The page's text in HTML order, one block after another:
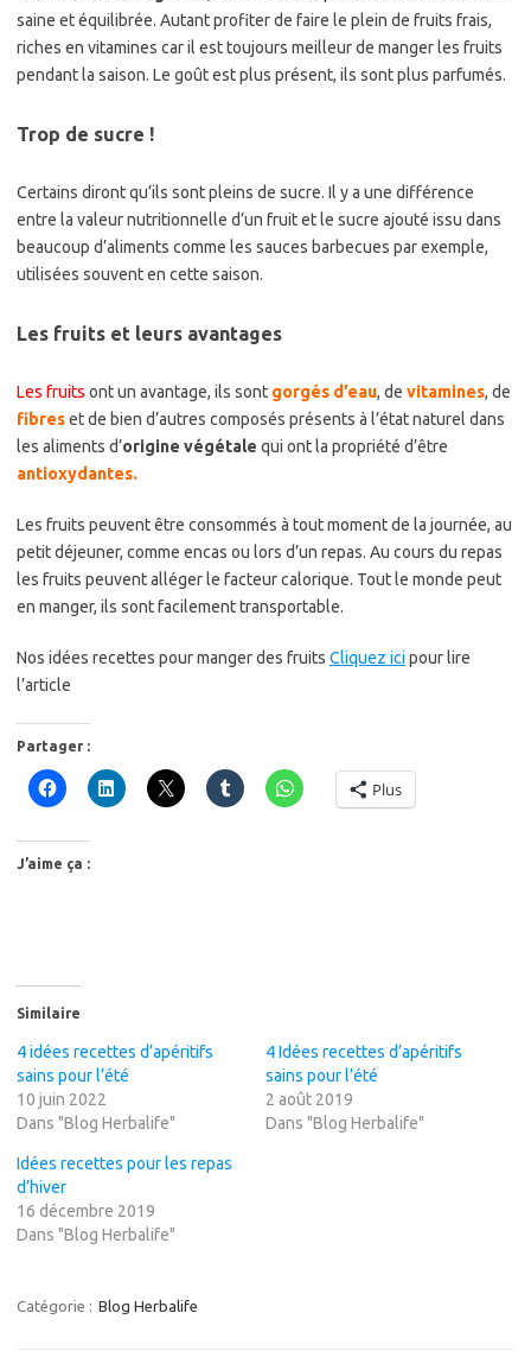
saine et équilibrée. Autant profiter de faire le plein de fruits frais,
riches en vitamines car il est toujours meilleur de manger les fruits
pendant la saison. Le goût est plus présent, ils sont plus parfumés.
Trop de sucre !
Certains diront qu’ils sont pleins de sucre. Il y a une différence
entre la valeur nutritionnelle d’un fruit et le sucre ajouté issu dans
beaucoup d’aliments comme les sauces barbecues par exemple,
utilisées souvent en cette saison.
Les fruits et leurs avantages
Les fruits ont un avantage, ils sont gorgés d’eau, de vitamines, de
fibreset de bien d’autres composés présents à l’état naturel dans
les aliments d’origine végétale qui ont la propriété d’être
antioxydantes.
Les fruits peuvent être consommés à tout moment de la journée, au
petit déjeuner, comme encas ou lors d’un repas. Au cours du repas
les fruits peuvent alléger le facteur calorique. Tout le monde peut
en manger, ils sont facilement transportable.
Nos idées recettes pour manger des fruits Cliquez ici pour lire
l’article
Partager :
Plus
J’aime ça :
Similaire
4 idées recettes d’apéritifs
sains pour l’été
10 juin 2022
Dans "Blog Herbalife"
4 Idées recettes d’apéritifs
sains pour l’été
2 août 2019
Dans "Blog Herbalife"
Idées recettes pour les repas
d’hiver
16 décembre 2019
Dans "Blog Herbalife"
Catégorie : Blog Herbalife